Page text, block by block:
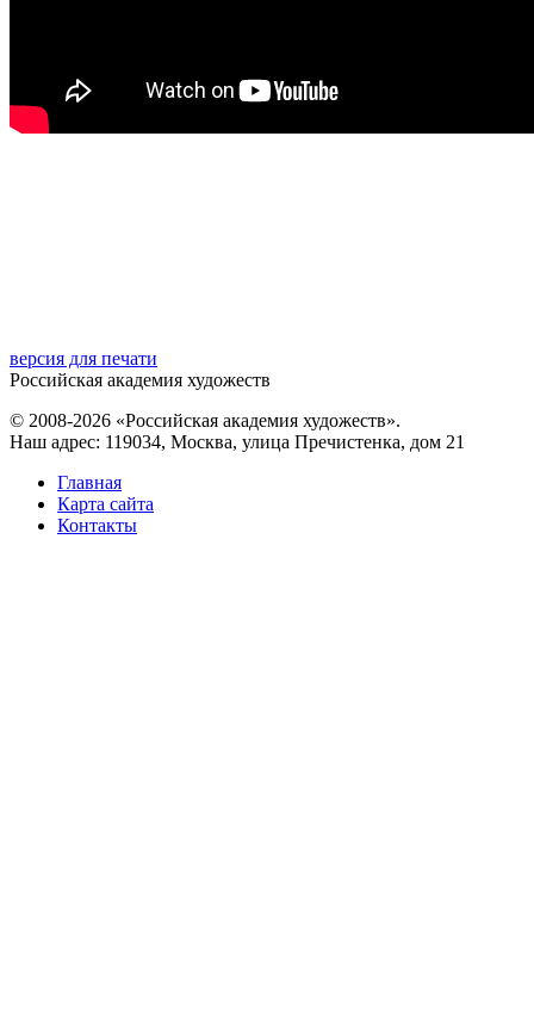
версия для печати
Российская академия художеств
© 2008-2026 «Российская академия художеств».
Наш адрес: 119034, Москва, улица Пречистенка, дом 21
Главная
Карта сайта
Контакты